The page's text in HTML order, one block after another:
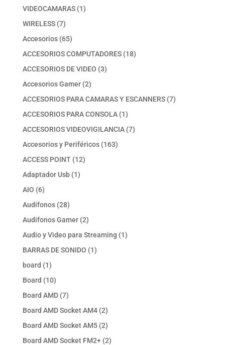
productos
VIDEOCAMARAS 11
WIRELESS 77
productos
Accesorios 6565
productos
ACCESORIOS COMPUTADORES 1818
ACCESORIOS DE VIDEO 33
Accesorios Gamer 22
productos
ACCESORIOS PARA CAMARAS Y ESCANNERS 77
ACCESORIOS PARA CONSOLA 11
producto
ACCESORIOS VIDEOVIGILANCIA 77
Accesorios y Periféricos 163163
ACCESS POINT 1212
Adaptador Usb 11
AIO 66
productos
Audifonos 2828
productos
Audifonos Gamer 22
productos
Audio y Video para Streaming 11
BARRAS DE SONIDO 11
board 11
producto
Board 1010
productos
Board AMD 77
productos
Board AMD Socket AM4 22
productos
Board AMD Socket AM5 22
productos
Board AMD Socket FM2+ 22